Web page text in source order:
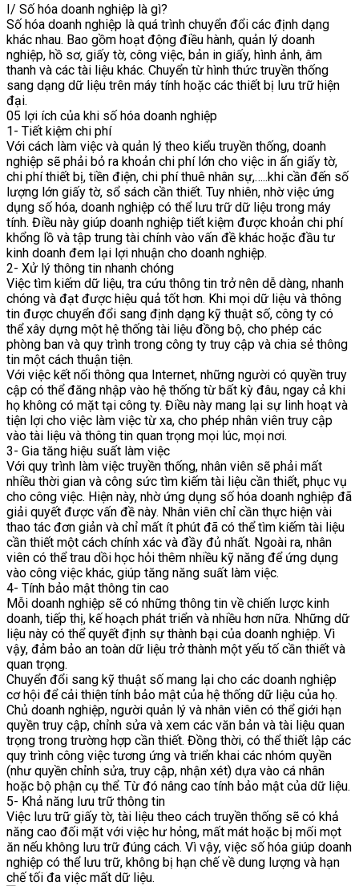
I/ Số hóa doanh nghiệp là gì?
Số hóa doanh nghiệp là quá trình chuyển đổi các định dạng
khác nhau. Bao gồm hoạt động điều hành, quản lý doanh
nghiệp, hồ sơ, giấy tờ, công việc, bản in giấy, hình ảnh, âm
thanh và các tài liệu khác. Chuyển từ hình thức truyền thống
sang dạng dữ liệu trên máy tính hoặc các thiết bị lưu trữ hiện
đại.
05 lợi ích của khi số hóa doanh nghiệp
1- Tiết kiệm chi phí
Với cách làm việc và quản lý theo kiểu truyền thống, doanh
nghiệp sẽ phải bỏ ra khoản chi phí lớn cho việc in ấn giấy tờ,
chi phí thiết bị, tiền điện, chi phí thuê nhân sự,…..khi cần đến số
lượng lớn giấy tờ, sổ sách cần thiết. Tuy nhiên, nhờ việc ứng
dụng số hóa, doanh nghiệp có thể lưu trữ dữ liệu trong máy
tính. Điều này giúp doanh nghiệp tiết kiệm được khoản chi phí
khổng lồ và tập trung tài chính vào vấn đề khác hoặc đầu tư
kinh doanh đem lại lợi nhuận cho doanh nghiệp.
2- Xử lý thông tin nhanh chóng
Việc tìm kiếm dữ liệu, tra cứu thông tin trở nên dễ dàng, nhanh
chóng và đạt được hiệu quả tốt hơn. Khi mọi dữ liệu và thông
tin được chuyển đổi sang định dạng kỹ thuật số, công ty có
thể xây dựng một hệ thống tài liệu đồng bộ, cho phép các
phòng ban và quy trình trong công ty truy cập và chia sẻ thông
tin một cách thuận tiện.
Với việc kết nối thông qua Internet, những người có quyền truy
cập có thể đăng nhập vào hệ thống từ bất kỳ đâu, ngay cả khi
họ không có mặt tại công ty. Điều này mang lại sự linh hoạt và
tiện lợi cho việc làm việc từ xa, cho phép nhân viên truy cập
vào tài liệu và thông tin quan trọng mọi lúc, mọi nơi.
3- Gia tăng hiệu suất làm việc
Với quy trình làm việc truyền thống, nhân viên sẽ phải mất
nhiều thời gian và công sức tìm kiếm tài liệu cần thiết, phục vụ
cho công việc. Hiện này, nhờ ứng dụng số hóa doanh nghiệp đã
giải quyết được vấn đề này. Nhân viên chỉ cần thực hiện vài
thao tác đơn giản và chỉ mất ít phút đã có thể tìm kiếm tài liệu
cần thiết một cách chính xác và đầy đủ nhất. Ngoài ra, nhân
viên có thể trau dồi học hỏi thêm nhiều kỹ năng để ứng dụng
vào công việc khác, giúp tăng năng suất làm việc.
4- Tính bảo mật thông tin cao
Mỗi doanh nghiệp sẽ có những thông tin về chiến lược kinh
doanh, tiếp thị, kế hoạch phát triển và nhiều hơn nữa. Những dữ
liệu này có thể quyết định sự thành bại của doanh nghiệp. Vì
vậy, đảm bảo an toàn dữ liệu trở thành một yếu tố cần thiết và
quan trọng.
Chuyển đổi sang kỹ thuật số mang lại cho các doanh nghiệp
cơ hội để cải thiện tính bảo mật của hệ thống dữ liệu của họ.
Chủ doanh nghiệp, người quản lý và nhân viên có thể giới hạn
quyền truy cập, chỉnh sửa và xem các văn bản và tài liệu quan
trọng trong trường hợp cần thiết. Đồng thời, có thể thiết lập các
quy trình công việc tương ứng và triển khai các nhóm quyền
(như quyền chỉnh sửa, truy cập, nhận xét) dựa vào cá nhân
hoặc bộ phận cụ thể. Từ đó nâng cao tính bảo mật của dữ liệu.
5- Khả năng lưu trữ thông tin
Việc lưu trữ giấy tờ, tài liệu theo cách truyền thống sẽ có khả
năng cao đối mặt với việc hư hỏng, mất mát hoặc bị mối mọt
ăn nếu không lưu trữ đúng cách. Vì vậy, việc số hóa giúp doanh
nghiệp có thể lưu trữ, không bị hạn chế về dung lượng và hạn
chế tối đa việc mất dữ liệu.